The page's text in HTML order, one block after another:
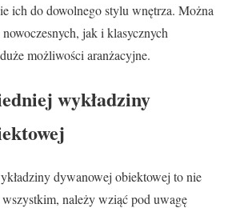
ich do dowolnego stylu wnętrza. Można
jak i klasycznych
możliwości aranżacyjne.
wykładziny
dywanowej obiektowej to nie
należy wziąć pod uwagę